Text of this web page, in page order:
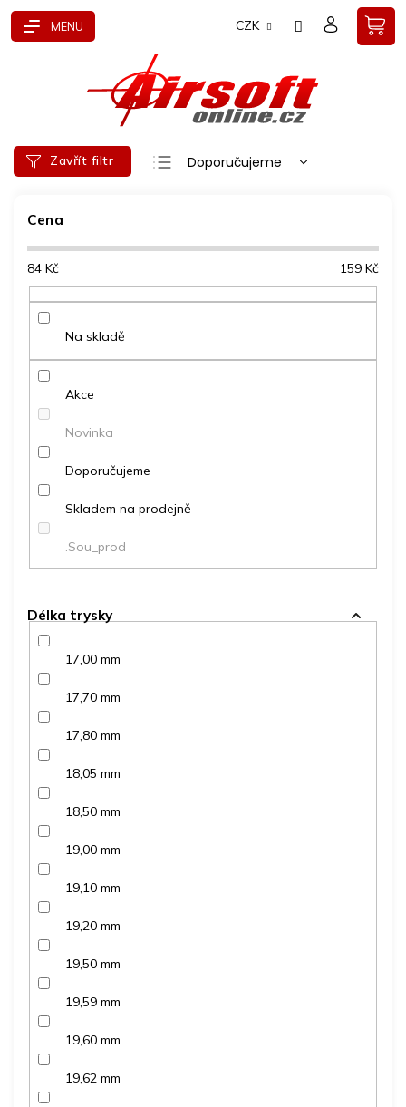
Přejít
CZK
Ř
a
í
r
u
Doporučujeme
Nejprodávanější
Zavřít filtr
Cena
84 Kč 159 Kč
Na skladě
Akce
Novinka
Doporučujeme
Skladem na prodejně
.Sou_prod
Délka trysky
17,00 mm
17,70 mm
17,80 mm
18,05 mm
18,50 mm
19,00 mm
19,10 mm
19,20 mm
19,50 mm
19,59 mm
19,60 mm
19,62 mm